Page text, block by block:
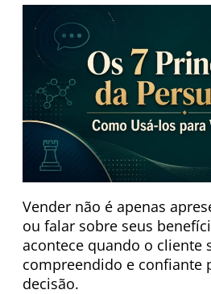
Vender não é apenas
ou falar sobre seus
acontece quando o cliente
compreendido e confiante
decisão.